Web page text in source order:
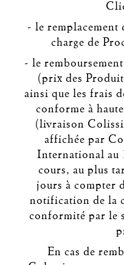
- le remplacement
charge de
- le
(prix des
ainsi que les frais
conforme à
(livraison
affichée par
International au
cours, au plus
jours à compter
notification de la
conformité par le
En cas de